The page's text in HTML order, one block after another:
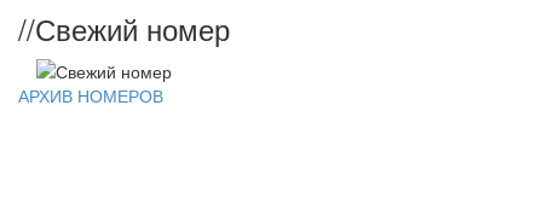
//Свежий номер
АРХИВ НОМЕРОВ